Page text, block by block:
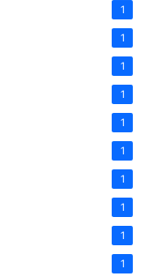
1
1
1
1
1
1
1
1
1
1